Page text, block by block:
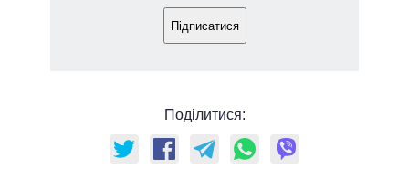
Підписатися
Поділитися: